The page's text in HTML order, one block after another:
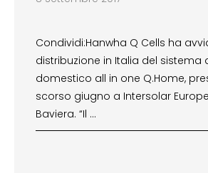
Condividi:Hanwha Q Cells ha
distribuzione in Italia del sistema
domestico all in one Q.Home,
scorso giugno a Intersolar
Baviera. “Il …